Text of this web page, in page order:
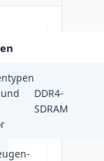
DDR4-
SDRAM